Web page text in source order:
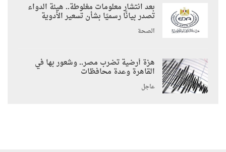
بعد انتشار معلومات مغلوطة.. هيئة الدواء
تصدر بيانًا رسميًا بشأن تسعير الأدوية
الصحة
هزة أرضية تضرب مصر.. وشعور بها في
القاهرة وعدة محافظات
عاجل